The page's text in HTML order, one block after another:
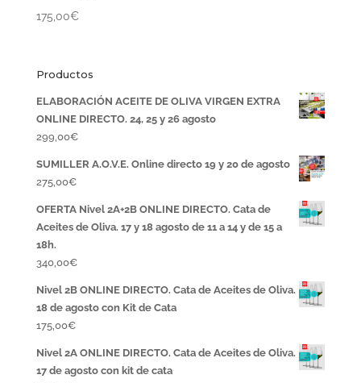
175,00€
Productos
ELABORACIÓN ACEITE DE OLIVA VIRGEN EXTRA
ONLINE DIRECTO. 24, 25 y 26 agosto
299,00€
SUMILLER A.O.V.E. Online directo 19 y 20 de agosto
275,00€
OFERTA Nivel 2A+2B ONLINE DIRECTO. Cata de
Aceites de Oliva. 17 y 18 agosto de 11 a 14 y de 15 a
18h.
340,00€
Nivel 2B ONLINE DIRECTO. Cata de Aceites de Oliva.
18 de agosto con Kit de Cata
175,00€
Nivel 2A ONLINE DIRECTO. Cata de Aceites de Oliva.
17 de agosto con kit de cata